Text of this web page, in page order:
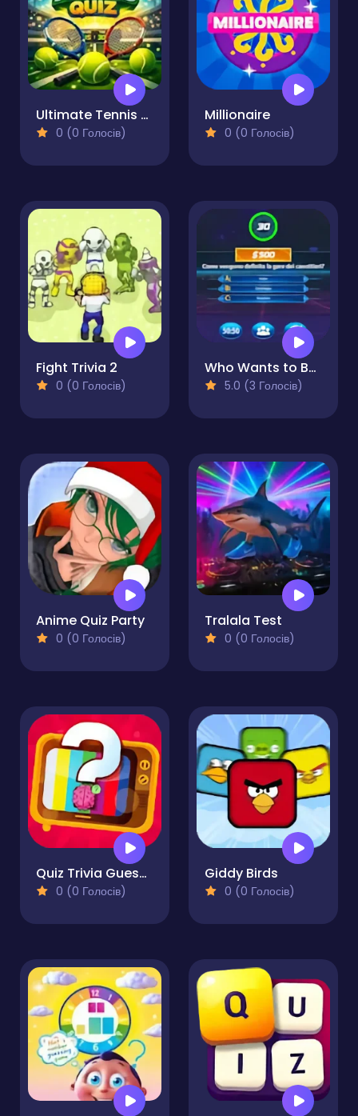
Ultimate Tennis Quiz
0 (0 Голосів)
Millionaire
0 (0 Голосів)
Fight Trivia 2
0 (0 Голосів)
Who Wants to Be a Millionaire?
5.0 (3 Голосів)
Anime Quiz Party
0 (0 Голосів)
Tralala Test
0 (0 Голосів)
Quiz Trivia Guess The Animal Music Flags
0 (0 Голосів)
Giddy Birds
0 (0 Голосів)